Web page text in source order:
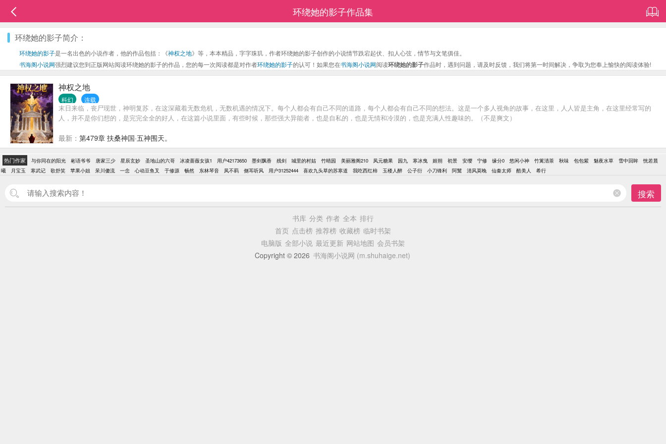
环绕她的影子作品集
环绕她的影子简介：
环绕她的影子是一名出色的小说作者，他的作品包括：《神权之地》等，本本精品，字字珠玑，作者环绕她的影子创作的小说情节跌宕起伏、扣人心弦，情节与文笔俱佳。
书海阁小说网强烈建议您到正版网站阅读环绕她的影子的作品，您的每一次阅读都是对作者环绕她的影子的认可！如果您在书海阁小说网阅读环绕她的影子作品时，遇到问题，请及时反馈，我们将第一时间解决，争取为您奉上愉快的阅读体验!
神权之地
科幻 连载
末日来临，丧尸现世，神明复苏，在这深藏着无数危机，无数机遇的情况下。每个人都会有自己不同的道路，每个人都会有自己不同的想法。这是一个多人视角的故事，在这里，人人皆是主角，在这里经常写的
人，并不是你们想的，是完完全全的好人，在这篇小说里面，有些时候，那些强大异能者，也是自私的，也是无情和冷漠的，也是充满人性趣味的。（不是爽文）
最新： 第479章 扶桑神国·五神围天。
热门作家 与你同在的阳光 彬语爷爷 唐家三少 星辰玄妙 圣地山的六哥 冰凌蔷薇女孩1 用户42173650 墨剑飘香 残剑 城里的村姑 竹晴园 美丽雅阁210 凤元糖果 园九 寒冰曳 姬朔 初景 安缨 宁修 缘分0 悠闲小神 竹篱清茶 秋味 包包紫 魅夜水草 雪中回眸
恍若晨
曦
月宝玉 寒武记 歌舒笑 苹果小姐 呆川傻流 一念 心动豆鱼叉 于修源 畅然 东林琴音 凤不羁 侧耳听风 用户31252444 喜欢九头草的苏寒道 我吃西红柿 玉楼人醉 公子衍 小刀锋利 阿黧 清风莫晚 仙秦太师 酷美人 希行
搜索
书库 分类 作者 全本 排行
首页 点击榜 推荐榜 收藏榜 临时书架
电脑版 全部小说 最近更新 网站地图 会员书架
Copyright © 2026 书海阁小说网 (m.shuhaige.net)